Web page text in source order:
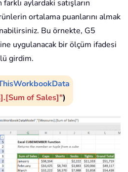
aylardaki satışların
ortalama puanlarını almak
Bu örnekte, G5
uygulanacak bir ölçüm ifadesi
girdim.
of Sales]")